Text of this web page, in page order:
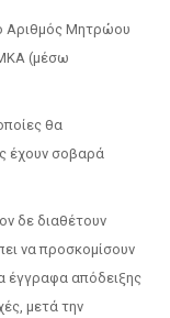
Αριθμός Μητρώου
(μέσω
θα
έχουν σοβαρά
δε διαθέτουν
να προσκομίσουν
έγγραφα απόδειξης
μετά την